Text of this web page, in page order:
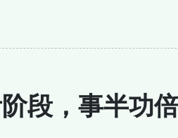
段，事半功